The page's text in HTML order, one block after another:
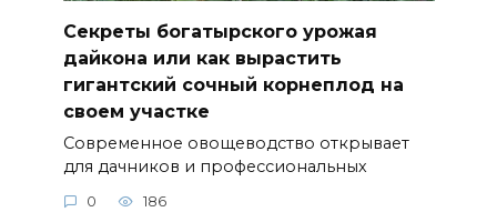
Секреты богатырского урожая
дайкона или как вырастить
гигантский сочный корнеплод на
своем участке
Современное овощеводство открывает
для дачников и профессиональных
0 186